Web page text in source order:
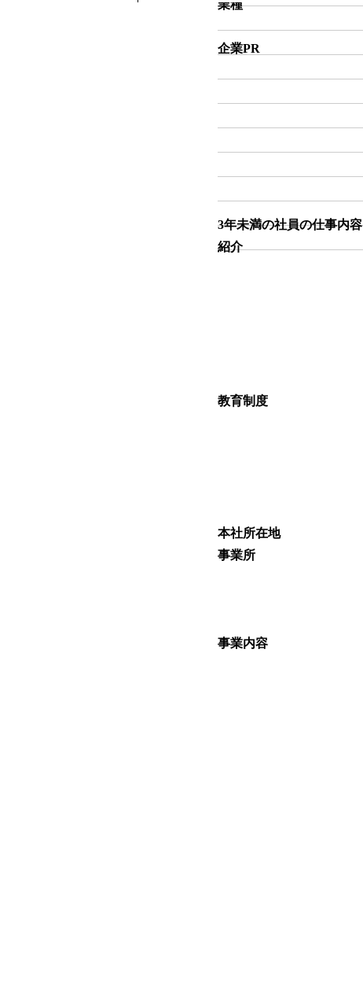
業種
企業PR
3年未満の社員の仕事内容
紹介
教育制度
本社所在地
事業所
事業内容